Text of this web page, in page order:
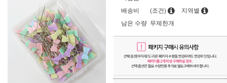
배송비
(조건)
지역별
남은 수량 무제한개